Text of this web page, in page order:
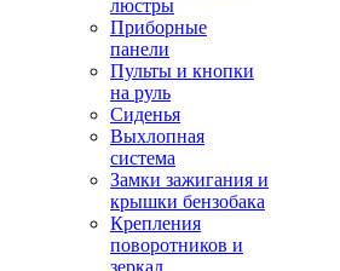
люстры
Приборные
панели
Пульты и кнопки
на руль
Сиденья
Выхлопная
система
Замки зажигания и
крышки бензобака
Крепления
поворотников и
зеркал